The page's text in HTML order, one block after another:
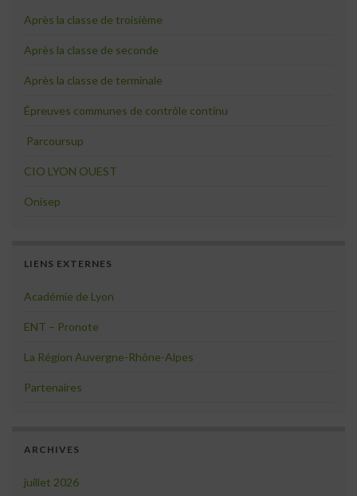
Après la classe de troisième
Après la classe de seconde
Après la classe de terminale
Épreuves communes de contrôle continu
Parcoursup
CIO LYON OUEST
Onisep
LIENS EXTERNES
Académie de Lyon
ENT – Pronote
La Région Auvergne-Rhône-Alpes
Partenaires
ARCHIVES
juillet 2026